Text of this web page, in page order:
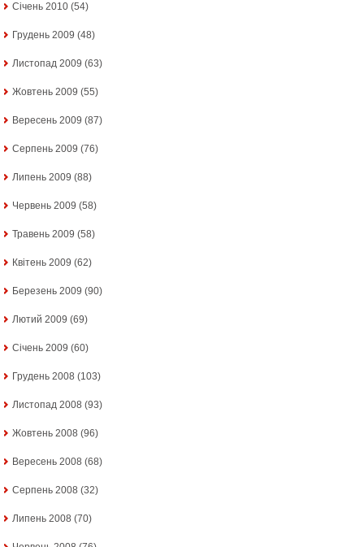
Січень 2010 (54)
Грудень 2009 (48)
Листопад 2009 (63)
Жовтень 2009 (55)
Вересень 2009 (87)
Серпень 2009 (76)
Липень 2009 (88)
Червень 2009 (58)
Травень 2009 (58)
Квітень 2009 (62)
Березень 2009 (90)
Лютий 2009 (69)
Січень 2009 (60)
Грудень 2008 (103)
Листопад 2008 (93)
Жовтень 2008 (96)
Вересень 2008 (68)
Серпень 2008 (32)
Липень 2008 (70)